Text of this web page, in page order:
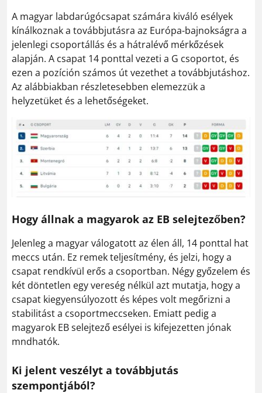
A magyar labdarúgócsapat számára kiváló esélyek
kínálkoznak a továbbjutásra az Európa-bajnokságra a
jelenlegi csoportállás és a hátralévő mérkőzések
alapján. A csapat 14 ponttal vezeti a G csoportot, és
ezen a pozíción számos út vezethet a továbbjutáshoz.
Az alábbiakban részletesebben elemezzük a
helyzetüket és a lehetőségeket.
Hogy állnak a magyarok az EB selejtezőben?
Jelenleg a magyar válogatott az élen áll, 14 ponttal hat
meccs után. Ez remek teljesítmény, és jelzi, hogy a
csapat rendkívül erős a csoportban. Négy győzelem és
két döntetlen egy vereség nélkül azt mutatja, hogy a
csapat kiegyensúlyozott és képes volt megőrizni a
stabilitást a csoportmeccseken. Emiatt pedig a
magyarok EB selejtező esélyei is kifejezetten jónak
mndhatók.
Ki jelent veszélyt a továbbjutás
szempontjából?